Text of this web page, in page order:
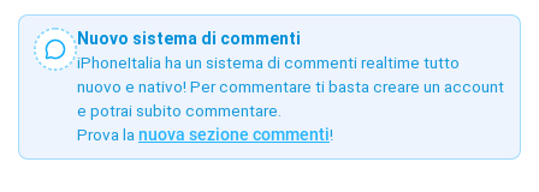
Nuovo sistema di commenti
iPhoneItalia ha un sistema di commenti realtime tutto
nuovo e nativo! Per commentare ti basta creare un account
e potrai subito commentare.
Prova la nuova sezione commenti!